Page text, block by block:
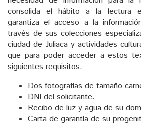
consolida el hábito a la lectura
garantiza el acceso a la
través de sus colecciones
ciudad de Juliaca y actividades
que para poder acceder a estos
siguientes requisitos:
Dos fotografías de tamaño
DNI del solicitante.
Recibo de luz y agua de su
Carta de garantía de su